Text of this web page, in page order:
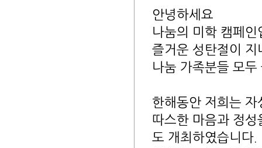
안녕하세요
나눔의 미학 캠페인
즐거운 성탄절이 지
나눔 가족분들 모
한해동안 저희는
따스한 마음과 정
도 개최하였습니다.